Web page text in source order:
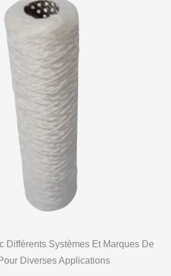
Différents Systèmes Et Marques De
Diverses Applications